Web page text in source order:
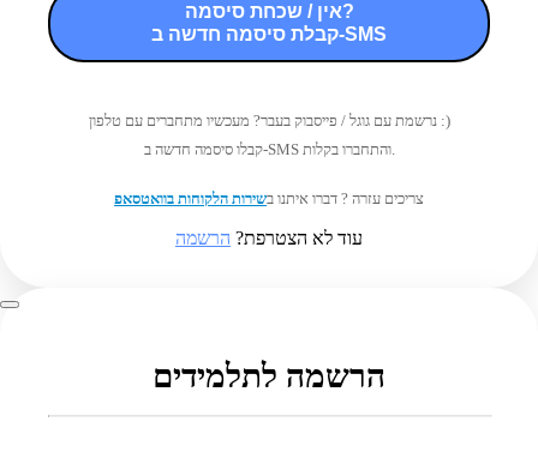
אין / שכחת סיסמה?
קבלת סיסמה חדשה ב-SMS
נרשמת עם גוגל / פייסבוק בעבר? מעכשיו מתחברים עם טלפון :)
קבלו סיסמה חדשה ב-SMS והתחברו בקלות.
צריכים עזרה ? דברו איתנו בשירות הלקוחות בוואטסאפ
עוד לא הצטרפת? הרשמה
הרשמה לתלמידים